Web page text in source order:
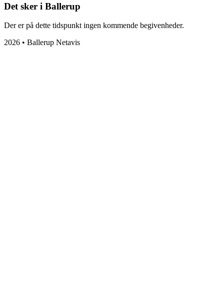
Det sker i Ballerup
Der er på dette tidspunkt ingen kommende begivenheder.
2026 • Ballerup Netavis